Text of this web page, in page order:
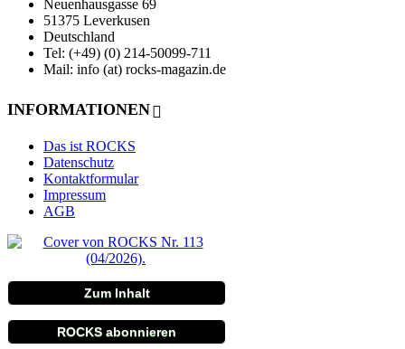
Neuenhausgasse 69
51375 Leverkusen
Deutschland
Tel: (+49) (0) 214-50099-711
Mail: info (at) rocks-magazin.de
INFORMATIONEN
Das ist ROCKS
Datenschutz
Kontaktformular
Impressum
AGB
Zum Inhalt
ROCKS abonnieren